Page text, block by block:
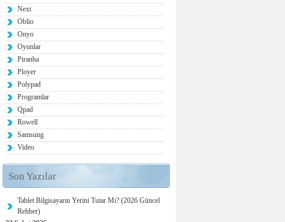
Next
Oblio
Onyo
Oyunlar
Piranha
Ployer
Polypad
Programlar
Qpad
Rowell
Samsung
Video
Son Yazılar
Tablet Bilgisayarın Yerini Tutar Mı? (2026 Güncel
Rehber)